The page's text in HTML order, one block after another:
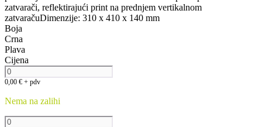
zatvarači, reflektirajući print na prednjem vertikalnom
zatvaračuDimenzije: 310 x 410 x 140 mm
Boja
Crna
Plava
Cijena
0,00 € + pdv
Nema na zalihi